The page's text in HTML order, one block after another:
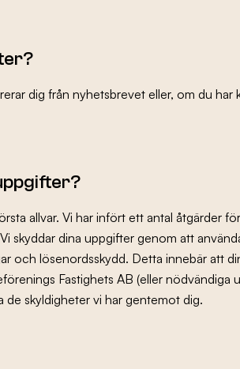
dig från nyhetsbrevet eller, om du har
allvar. Vi har infört ett antal åtgärder
skyddar dina uppgifter genom att
och lösenordsskydd. Detta innebär att
Fastighets AB (eller nödvändiga
skyldigheter vi har gentemot dig.